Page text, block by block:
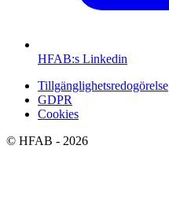
HFAB:s Linkedin
Tillgänglighetsredogörelse
GDPR
Cookies
© HFAB - 2026